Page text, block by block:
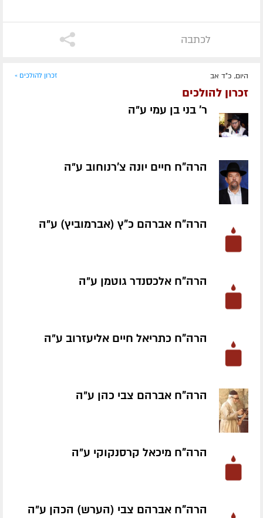
לכתבה
היום, כ"ד אב זכרון להולכים »
זכרון להולכים
ר' בני בן עמי ע״ה
הרה"ח חיים יונה צ'רנוחוב ע״ה
הרה"ח אברהם כ"ץ (אברמוביץ) ע״ה
הרה"ח אלכסנדר גוטמן ע״ה
הרה"ח כתריאל חיים אליעזרוב ע״ה
הרה"ח אברהם צבי כהן ע״ה
הרה"ח מיכאל קרסנקוקי ע״ה
הרה"ח אברהם צבי (הערש) הכהן ע״ה